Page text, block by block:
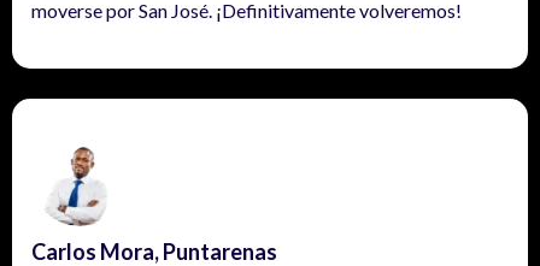
moverse por San José. ¡Definitivamente volveremos!
Carlos Mora, Puntarenas